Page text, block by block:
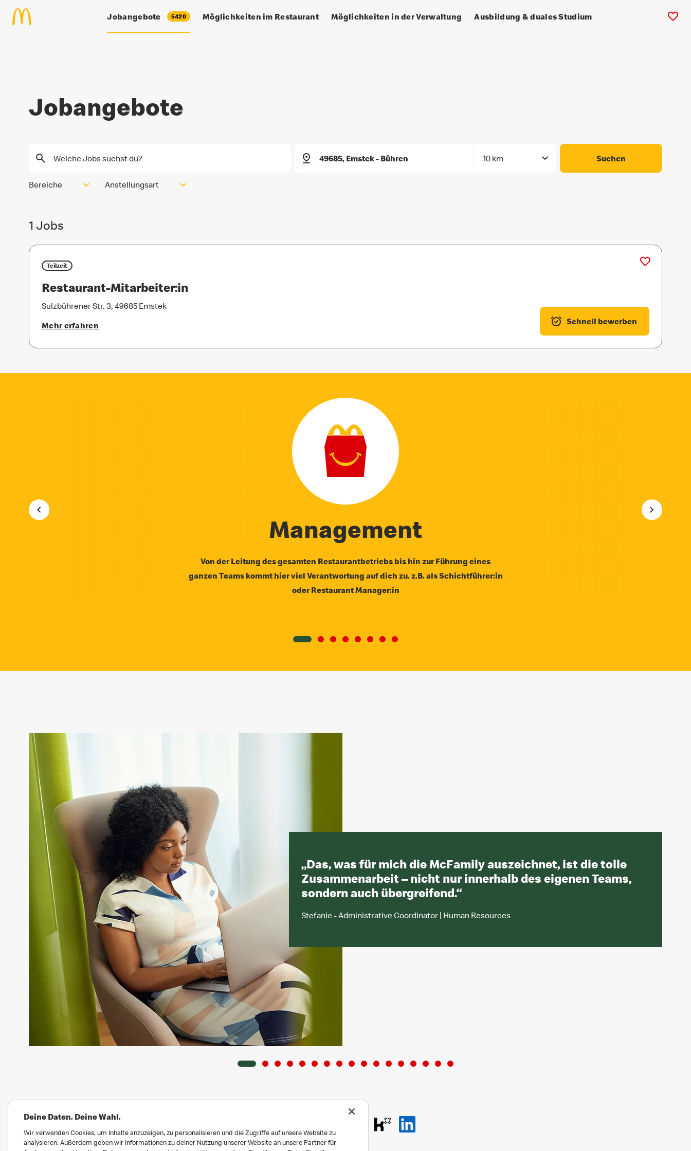
Zum Hauptinhalt springenJobangebote 5420 Möglichkeiten im Restaurant Möglichkeiten in der Verwaltung Ausbildung & duales Studium
Jobangebote
Jobangebote
10 km Suchen
Bereiche Anstellungsart
1 Jobs
Teilzeit
Restaurant-Mitarbeiter:in
Sulzbührener Str. 3, 49685 Emstek
Mehr erfahren
Schnell bewerben
Management
Von der Leitung des gesamten Restaurantbetriebs bis hin zur Führung eines
ganzen Teams kommt hier viel Verantwortung auf dich zu. z.B. als Schichtführer:in
oder Restaurant Manager:in
„Das, was für mich die McFamily auszeichnet, ist die tolle
Zusammenarbeit – nicht nur innerhalb des eigenen Teams,
sondern auch übergreifend.“
Stefanie - Administrative Coordinator | Human Resources
Deine Daten. Deine Wahl.
Wir verwenden Cookies, um Inhalte anzuzeigen, zu personalisieren und die Zugriffe auf unsere Website zu
analysieren. Außerdem geben wir Informationen zu deiner Nutzung unserer Website an unsere Partner für